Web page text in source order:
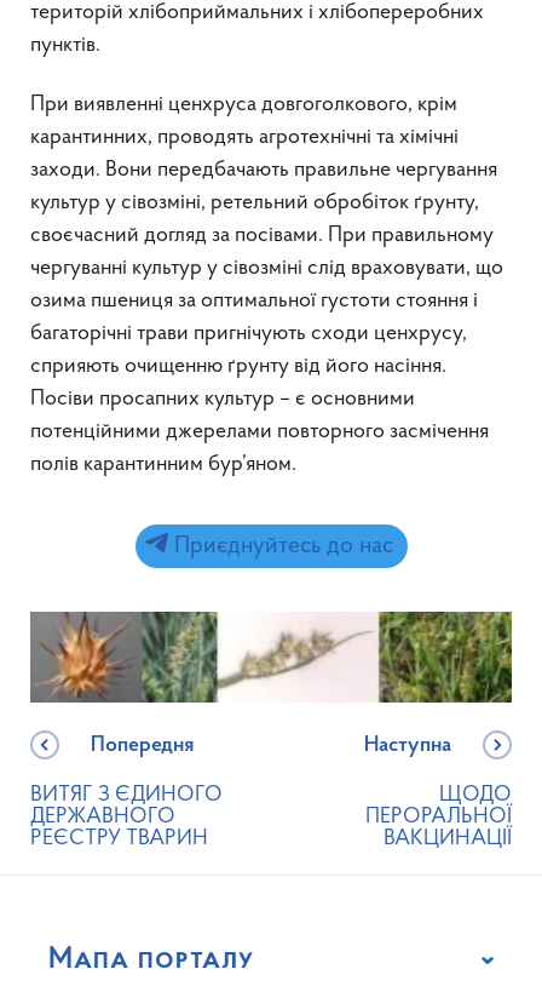
територій хлібоприймальних і хлібопереробних
пунктів.
При виявленні ценхруса довгоголкового, крім
карантинних, проводять агротехнічні та хімічні
заходи. Вони передбачають правильне чергування
культур у сівозміні, ретельний обробіток ґрунту,
своєчасний догляд за посівами. При правильному
чергуванні культур у сівозміні слід враховувати, що
озима пшениця за оптимальної густоти стояння і
багаторічні трави пригнічують сходи ценхрусу,
сприяють очищенню ґрунту від його насіння.
Посіви просапних культур – є основними
потенційними джерелами повторного засмічення
полів карантинним бур’яном.
Приєднуйтесь до нас
Попередня
ВИТЯГ З ЄДИНОГО
ДЕРЖАВНОГО
РЕЄСТРУ ТВАРИН
Наступна
ЩОДО
ПЕРОРАЛЬНОЇ
ВАКЦИНАЦІЇ
Мапа порталу